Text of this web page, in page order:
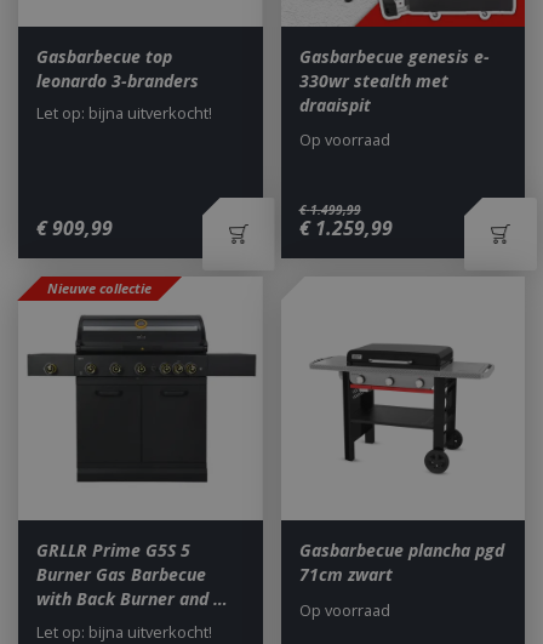
Gasbarbecue top
leonardo 3-branders
€909,99
Let op: bijna uitverkocht!
Gasbarbecue genesis e-
330wr stealth met
draaispit
€ 1.499,99
€ 1.259,99
Op voorraad
Nieuwe collectie
GRLLR Prime G5S 5
Burner Gas Barbecue
with Back Burner and …
Let op: bijna uitverkocht!
Gasbarbecue plancha pgd
71cm zwart
Op voorraad